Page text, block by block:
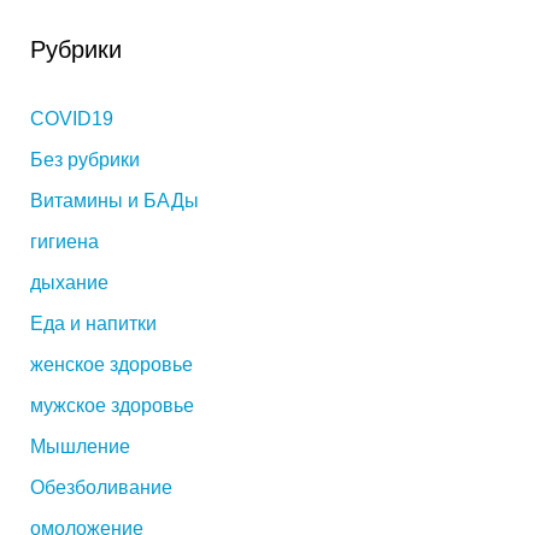
Рубрики
COVID19
Без рубрики
Витамины и БАДы
гигиена
дыхание
Еда и напитки
женское здоровье
мужское здоровье
Мышление
Обезболивание
омоложение